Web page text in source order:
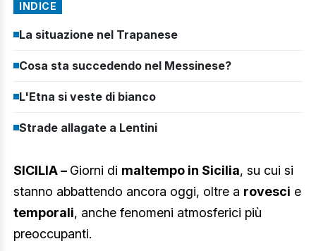
INDICE
La situazione nel Trapanese
Cosa sta succedendo nel Messinese?
L'Etna si veste di bianco
Strade allagate a Lentini
SICILIA – Giorni di maltempo in Sicilia, su cui si
stanno abbattendo ancora oggi, oltre a rovesci e
temporali, anche fenomeni atmosferici più
preoccupanti.